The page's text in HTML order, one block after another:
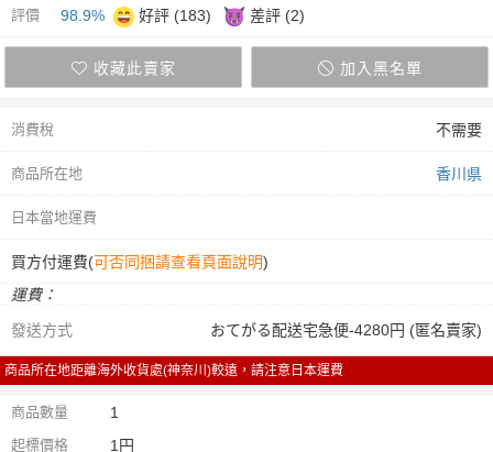
評價 98.9% 好評 (183) 差評 (2)
收藏此賣家 加入黑名單
消費稅 不需要
商品所在地 香川県
日本當地運費
買方付運費(可否同捆請查看頁面說明)
運費：
發送方式
おてがる配送宅急便-4280円 (匿名賣家)
商品所在地距離海外收貨處(神奈川)較遠，請注意日本運費
商品數量 1
起標價格 1円